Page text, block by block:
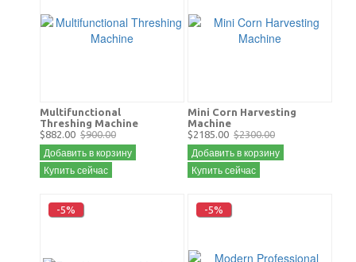
Multifunctional
Threshing Machine
$882.00 $900.00
Добавить в корзину
Купить сейчас
Mini Corn Harvesting
Machine
$2185.00 $2300.00
Добавить в корзину
Купить сейчас
-5% -5%